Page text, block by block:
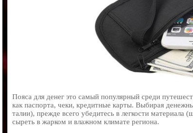
Пояса для денег это самый популярный среди
как паспорта, чеки, кредитные карты. Выбирая
талии), прежде всего убедитесь в легкости материала
сыреть в жарком и влажном климате региона.